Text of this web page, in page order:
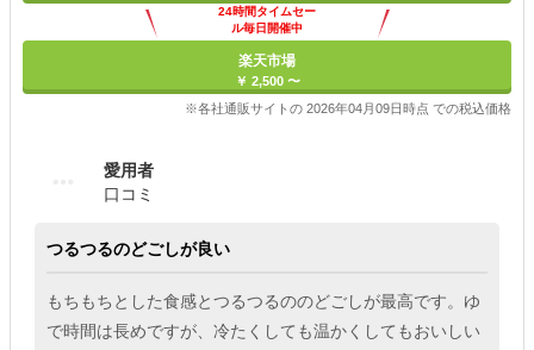
24時間タイムセー
ル毎日開催中
楽天市場
￥ 2,500 〜
※各社通販サイトの 2026年04月09日時点 での税込価格
愛用者
口コミ
つるつるのどごしが良い
もちもちとした食感とつるつるののどごしが最高です。ゆ
で時間は長めですが、冷たくしても温かくしてもおいしい